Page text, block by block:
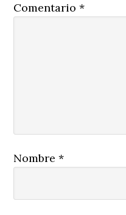
Comentario*
Nombre*